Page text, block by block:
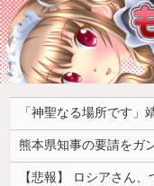
【悲報】 ロシアさん